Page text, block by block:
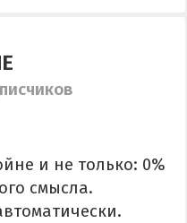
и не только: 0%
смысла.